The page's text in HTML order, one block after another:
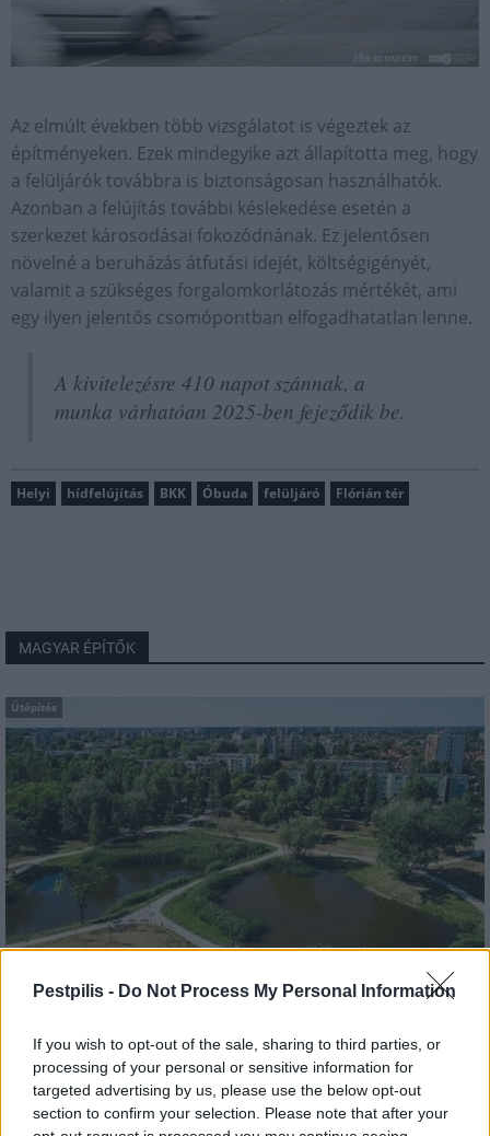
Pestpilis - Do Not Process My Personal Information
If you wish to opt-out of the sale, sharing to third parties, or
processing of your personal or sensitive information for
targeted advertising by us, please use the below opt-out
section to confirm your selection. Please note that after your
Az elmúlt években több vizsgálatot is végeztek az
építményeken. Ezek mindegyike azt állapította meg, hogy
a felüljárók továbbra is biztonságosan használhatók.
Azonban a felújítás további késlekedése esetén a
szerkezet károsodásai fokozódnának. Ez jelentősen
növelné a beruházás átfutási idejét, költségigényét,
valamit a szükséges forgalomkorlátozás mértékét, ami
egy ilyen jelentős csomópontban elfogadhatatlan lenne.
A kivitelezésre 410 napot szánnak, a
munka várhatóan 2025-ben fejeződik be.
Helyi hídfelújítás BKK Óbuda felüljáró Flórián tér
MAGYAR ÉPÍTŐK
Útépítés
útfelújítás Pestszentlőrinc XVIII. kerület Profunda Bau
lakótelep legfontosabb utcáját
Pestszentlőrinc egyik első lakótelepén kanyarog a Dolgozó utca,
amelynek komplex burkolatmegújításáért felel a Profunda Bau.